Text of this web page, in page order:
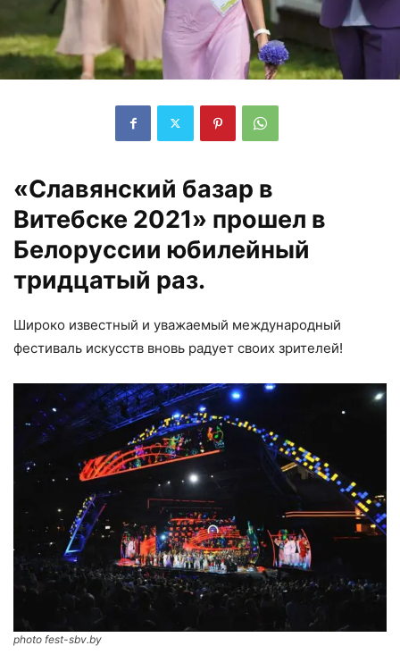
«Славянский базар в
Витебске 2021» прошел в
Белоруссии юбилейный
тридцатый раз.
Широко известный и уважаемый международный
фестиваль искусств вновь радует своих зрителей!
photo fest-sbv.by